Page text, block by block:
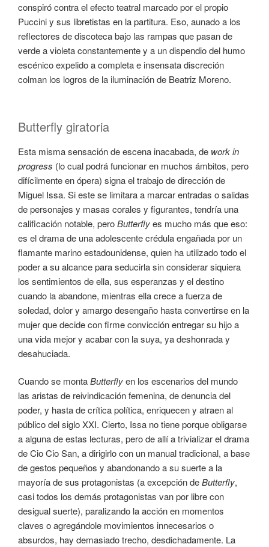
conspiró contra el efecto teatral marcado por el propio
Puccini y sus libretistas en la partitura. Eso, aunado a los
reflectores de discoteca bajo las rampas que pasan de
verde a violeta constantemente y a un dispendio del humo
escénico expelido a completa e insensata discreción
colman los logros de la iluminación de Beatriz Moreno.
Butterfly giratoria
Esta misma sensación de escena inacabada, de work in
progress (lo cual podrá funcionar en muchos ámbitos, pero
difícilmente en ópera) signa el trabajo de dirección de
Miguel Issa. Si este se limitara a marcar entradas o salidas
de personajes y masas corales y figurantes, tendría una
calificación notable, peroButterflyes mucho más que eso:
es el drama de una adolescente crédula engañada por un
flamante marino estadounidense, quien ha utilizado todo el
poder a su alcance para seducirla sin considerar siquiera
los sentimientos de ella, sus esperanzas y el destino
cuando la abandone, mientras ella crece a fuerza de
soledad, dolor y amargo desengaño hasta convertirse en la
mujer que decide con firme convicción entregar su hijo a
una vida mejor y acabar con la suya, ya deshonrada y
desahuciada.
Cuando se montaButterflyen los escenarios del mundo
las aristas de reivindicación femenina, de denuncia del
poder, y hasta de crítica política, enriquecen y atraen al
público del siglo XXI. Cierto, Issa no tiene porque obligarse
a alguna de estas lecturas, pero de allí a trivializar el drama
de Cio Cio San, a dirigirlo con un manual tradicional, a base
de gestos pequeños y abandonando a su suerte a la
mayoría de sus protagonistas (a excepción deButterfly,
casi todos los demás protagonistas van por libre con
desigual suerte), paralizando la acción en momentos
claves o agregándole movimientos innecesarios o
absurdos, hay demasiado trecho, desdichadamente. La